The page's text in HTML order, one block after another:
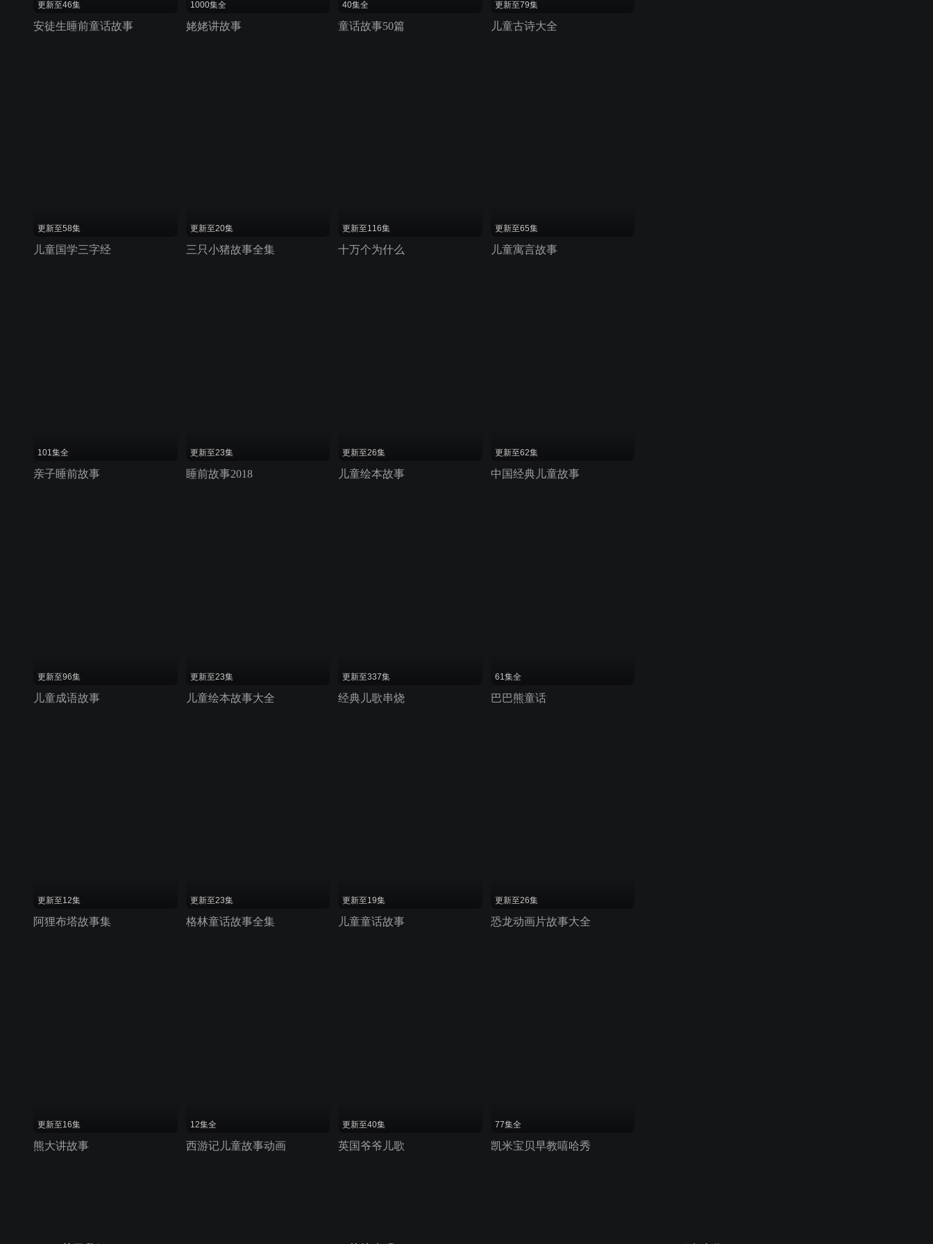
更新至46集
安徒生睡前童话故事
1000集全
姥姥讲故事
40集全
童话故事50篇
更新至79集
儿童古诗大全
更新至58集
儿童国学三字经
更新至20集
三只小猪故事全集
更新至116集
十万个为什么
更新至65集
儿童寓言故事
101集全
亲子睡前故事
更新至23集
睡前故事2018
更新至26集
儿童绘本故事
更新至62集
中国经典儿童故事
更新至96集
儿童成语故事
更新至23集
儿童绘本故事大全
更新至337集
经典儿歌串烧
61集全
巴巴熊童话
更新至12集
阿狸布塔故事集
更新至23集
格林童话故事全集
更新至19集
儿童童话故事
更新至26集
恐龙动画片故事大全
更新至16集
熊大讲故事
12集全
西游记儿童故事动画
更新至40集
英国爷爷儿歌
77集全
凯米宝贝早教嘻哈秀